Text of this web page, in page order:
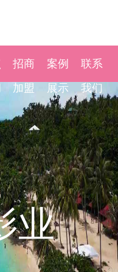
招商
加盟
案例
展示
联系
我们
业